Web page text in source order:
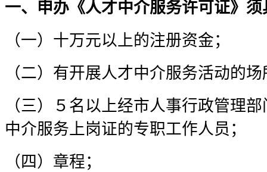
一、申办《人才中介服务许可证》须
（一）十万元以上的注册资金；
（二）有开展人才中介服务活动的
（三）５名以上经市人事行政管理
中介服务上岗证的专职工作人员；
（四）章程；